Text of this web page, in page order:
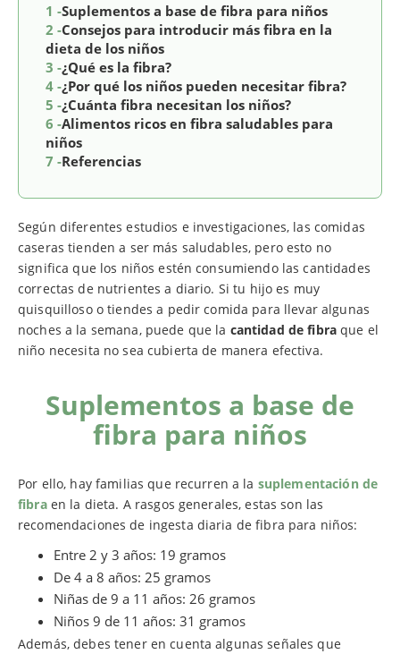
1 -Suplementos a base de fibra para niños
2 -Consejos para introducir más fibra en la
dieta de los niños
3 -¿Qué es la fibra?
4 -¿Por qué los niños pueden necesitar fibra?
5 -¿Cuánta fibra necesitan los niños?
6 -Alimentos ricos en fibra saludables para
niños
7 -Referencias
Según diferentes estudios e investigaciones, las comidas
caseras tienden a ser más saludables, pero esto no
significa que los niños estén consumiendo las cantidades
correctas de nutrientes a diario. Si tu hijo es muy
quisquilloso o tiendes a pedir comida para llevar algunas
noches a la semana, puede que la cantidad de fibra que el
niño necesita no sea cubierta de manera efectiva.
Suplementos a base de
fibra para niños
Por ello, hay familias que recurren a la suplementación de
fibraen la dieta. A rasgos generales, estas son las
recomendaciones de ingesta diaria de fibra para niños:
Entre 2 y 3 años: 19 gramos
De 4 a 8 años: 25 gramos
Niñas de 9 a 11 años: 26 gramos
Niños 9 de 11 años: 31 gramos
Además, debes tener en cuenta algunas señales que